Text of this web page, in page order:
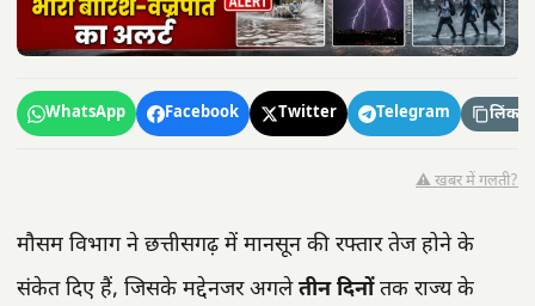
WhatsApp Facebook Twitter Telegram लिंक
⚠️ खबर में गलती?
मौसम विभाग ने छत्तीसगढ़ में मानसून की रफ्तार तेज होने के
संकेत दिए हैं, जिसके मद्देनजर अगलेतीन दिनोंतक राज्य के